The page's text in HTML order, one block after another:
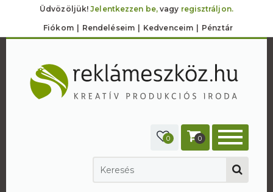
Üdvözöljük!Jelentkezzen be,vagy regisztráljon.
Fiókom Rendeléseim Kedvenceim Pénztár
0 0